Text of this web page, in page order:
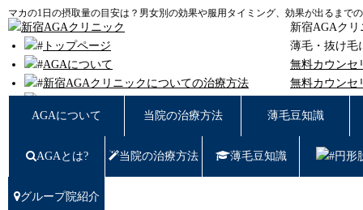
マカの1日の摂取量の目安は？男女別の効果や服用タイミング、効果が出るまで
トップページ
AGAについて
新宿AGAクリニックについての治療方法
円形脱毛
症例写真
治療の流れ
新宿AGAクリ
薄毛・抜け毛
無料カウンセ
無料カウンセ
AGAについて
当院の治療方法 薄毛豆知識
AGAとは? 当院の治療方法 薄毛豆知識 円形
グループ院紹介